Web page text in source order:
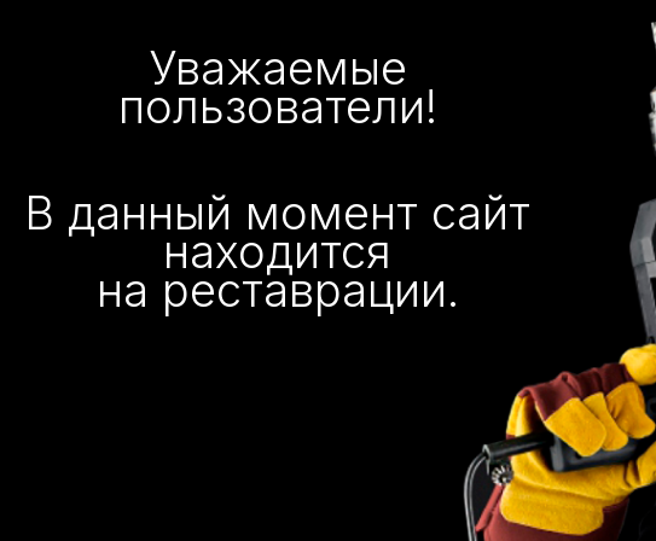
Уважаемые
пользователи!
В данный момент сайт
находится
на реставрации.